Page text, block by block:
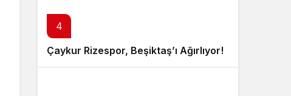
4
Çaykur Rizespor, Beşiktaş’ı Ağırlıyor!